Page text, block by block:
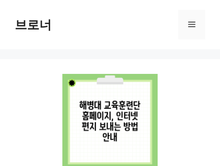
브로너 메